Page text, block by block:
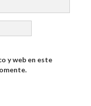
y web en este